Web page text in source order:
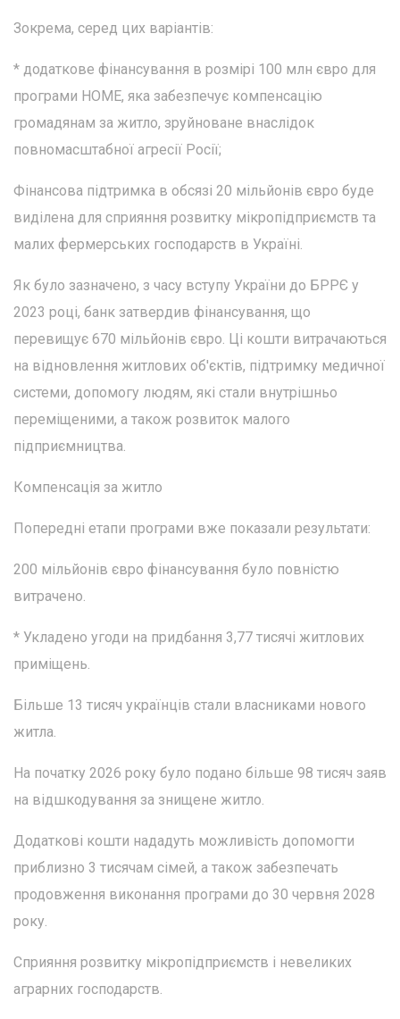
Зокрема, серед цих варіантів:
* додаткове фінансування в розмірі 100 млн євро для
програми HOME, яка забезпечує компенсацію
громадянам за житло, зруйноване внаслідок
повномасштабної агресії Росії;
Фінансова підтримка в обсязі 20 мільйонів євро буде
виділена для сприяння розвитку мікропідприємств та
малих фермерських господарств в Україні.
Як було зазначено, з часу вступу України до БРРЄ у
2023 році, банк затвердив фінансування, що
перевищує 670 мільйонів євро. Ці кошти витрачаються
на відновлення житлових об'єктів, підтримку медичної
системи, допомогу людям, які стали внутрішньо
переміщеними, а також розвиток малого
підприємництва.
Компенсація за житло
Попередні етапи програми вже показали результати:
200 мільйонів євро фінансування було повністю
витрачено.
* Укладено угоди на придбання 3,77 тисячі житлових
приміщень.
Більше 13 тисяч українців стали власниками нового
житла.
На початку 2026 року було подано більше 98 тисяч заяв
на відшкодування за знищене житло.
Додаткові кошти нададуть можливість допомогти
приблизно 3 тисячам сімей, а також забезпечать
продовження виконання програми до 30 червня 2028
року.
Сприяння розвитку мікропідприємств і невеликих
аграрних господарств.